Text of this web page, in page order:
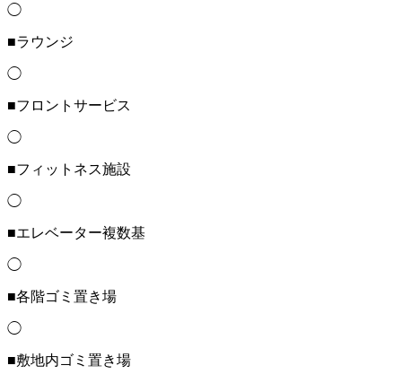
◯
■ラウンジ
◯
■フロントサービス
◯
■フィットネス施設
◯
■エレベーター複数基
◯
■各階ゴミ置き場
◯
■敷地内ゴミ置き場